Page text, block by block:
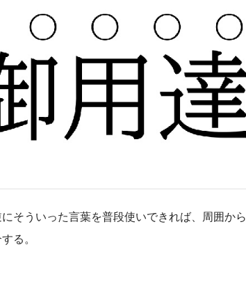
そういった言葉を普段使いできれば、周囲か
る。